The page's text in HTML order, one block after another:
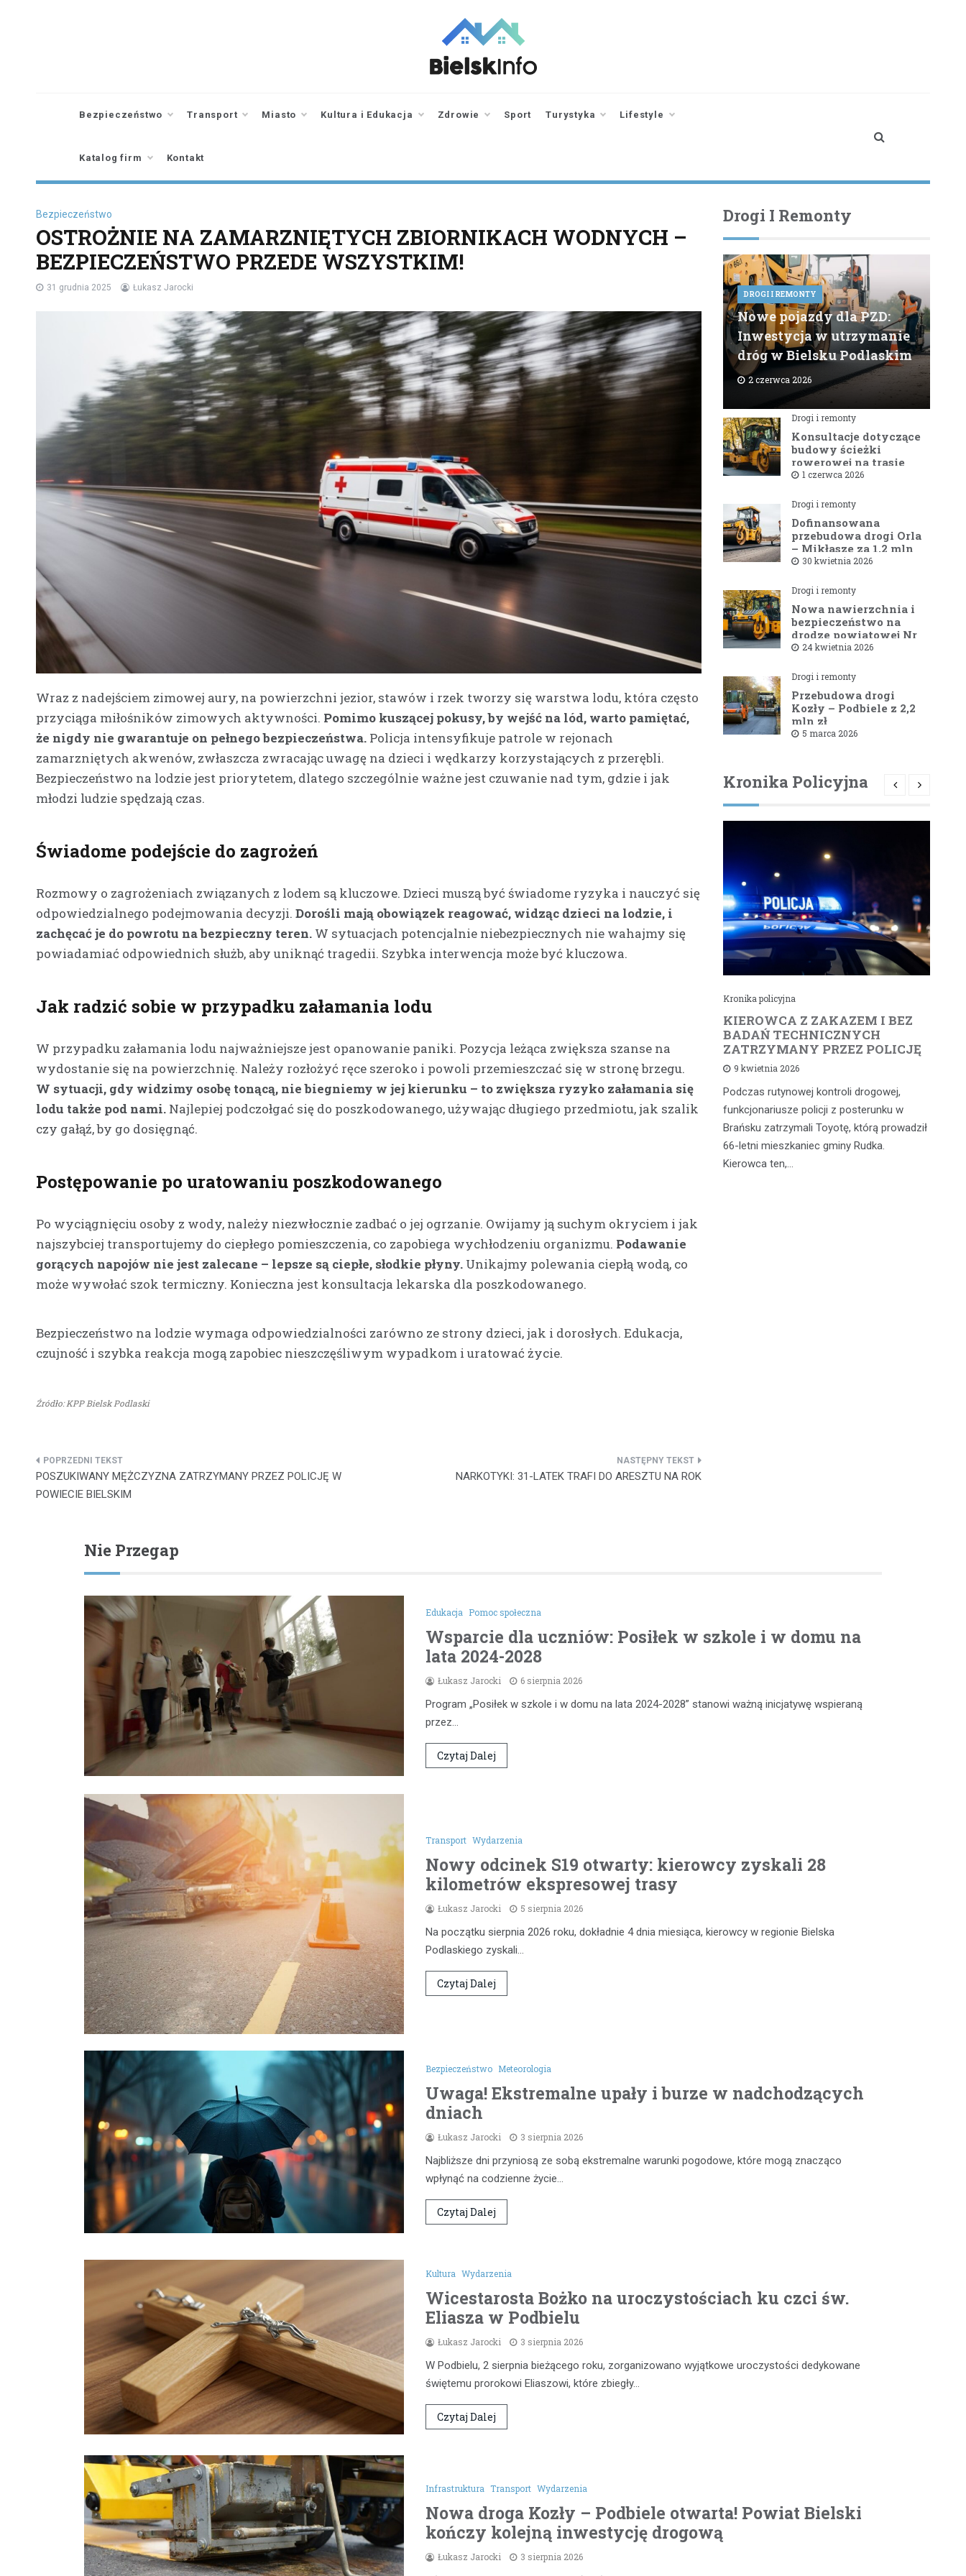
Bielska
Bezpieczeństwo Transport Miasto Kultura i Edukacja Zdrowie Sport Turystyka Lifestyle
Katalog firm Kontakt
Bezpieczeństwo
OSTROŻNIE NA ZAMARZNIĘTYCH ZBIORNIKACH WODNYCH –
BEZPIECZEŃSTWO PRZEDE WSZYSTKIM!
31 grudnia 2025 Łukasz Jarocki
Wraz z nadejściem zimowej aury, na powierzchni jezior, stawów i rzek tworzy się warstwa lodu, która często
przyciąga miłośników zimowych aktywności. Pomimo kuszącej pokusy, by wejść na lód, warto pamiętać,
że nigdy nie gwarantuje on pełnego bezpieczeństwa. Policja intensyfikuje patrole w rejonach
zamarzniętych akwenów, zwłaszcza zwracając uwagę na dzieci i wędkarzy korzystających z przerębli.
Bezpieczeństwo na lodzie jest priorytetem, dlatego szczególnie ważne jest czuwanie nad tym, gdzie i jak
młodzi ludzie spędzają czas.
Świadome podejście do zagrożeń
Rozmowy o zagrożeniach związanych z lodem są kluczowe. Dzieci muszą być świadome ryzyka i nauczyć się
odpowiedzialnego podejmowania decyzji. Dorośli mają obowiązek reagować, widząc dzieci na lodzie, i
zachęcać je do powrotu na bezpieczny teren. W sytuacjach potencjalnie niebezpiecznych nie wahajmy się
powiadamiać odpowiednich służb, aby uniknąć tragedii. Szybka interwencja może być kluczowa.
Jak radzić sobie w przypadku załamania lodu
W przypadku załamania lodu najważniejsze jest opanowanie paniki. Pozycja leżąca zwiększa szanse na
wydostanie się na powierzchnię. Należy rozłożyć ręce szeroko i powoli przemieszczać się w stronę brzegu.
W sytuacji, gdy widzimy osobę tonącą, nie biegniemy w jej kierunku – to zwiększa ryzyko załamania się
lodu także pod nami. Najlepiej podczołgać się do poszkodowanego, używając długiego przedmiotu, jak szalik
czy gałąź, by go dosięgnąć.
Postępowanie po uratowaniu poszkodowanego
Po wyciągnięciu osoby z wody, należy niezwłocznie zadbać o jej ogrzanie. Owijamy ją suchym okryciem i jak
najszybciej transportujemy do ciepłego pomieszczenia, co zapobiega wychłodzeniu organizmu. Podawanie
gorących napojów nie jest zalecane – lepsze są ciepłe, słodkie płyny. Unikajmy polewania ciepłą wodą, co
może wywołać szok termiczny. Konieczna jest konsultacja lekarska dla poszkodowanego.
Bezpieczeństwo na lodzie wymaga odpowiedzialności zarówno ze strony dzieci, jak i dorosłych. Edukacja,
czujność i szybka reakcja mogą zapobiec nieszczęśliwym wypadkom i uratować życie.
Źródło: KPP Bielsk Podlaski
Nawigacja
wpisu
POSZUKIWANY MĘŻCZYZNA ZATRZYMANY PRZEZ POLICJĘ W
POWIECIE BIELSKIM
NARKOTYKI: 31-LATEK TRAFI DO ARESZTU NA ROK
Drogi I Remonty
DROGI I REMONTY
Nowe pojazdy dla PZD:
Inwestycja w utrzymanie
dróg w Bielsku Podlaskim
2 czerwca 2026
Drogi i remonty
Konsultacje dotyczące
budowy ścieżki
rowerowej na trasie
Bielsk Podlaski —
1 czerwca 2026
Drogi i remonty
Dofinansowana
przebudowa drogi Orla
– Mikłasze za 1,2 mln
zł rusza w 2026 roku
30 kwietnia 2026
Drogi i remonty
Nowa nawierzchnia i
bezpieczeństwo na
drodze powiatowej Nr
1581B Kowale – Filipy
24 kwietnia 2026
Drogi i remonty
Przebudowa drogi
Kozły – Podbiele z 2,2
mln zł
dofinansowaniem od
5 marca 2026
Kronika Policyjna
prędkość w terenie
zabudowanym
1 kwietnia 2026
Bezpieczeństwo na drogach wciąż
Kronika policyjna
KIEROWCA Z ZAKAZEM I BEZ
BADAŃ TECHNICZNYCH
ZATRZYMANY PRZEZ POLICJĘ
9 kwietnia 2026
Podczas rutynowej kontroli drogowej,
funkcjonariusze policji z posterunku w
Brańsku zatrzymali Toyotę, którą prowadził
66-letni mieszkaniec gminy Rudka.
Kierowca ten,…
Nie Przegap
Edukacja Pomoc społeczna
Wsparcie dla uczniów: Posiłek w szkole i w domu na
lata 2024-2028
Łukasz Jarocki 6 sierpnia 2026
Program „Posiłek w szkole i w domu na lata 2024-2028” stanowi ważną inicjatywę wspieraną
przez…
Czytaj Dalej
Transport Wydarzenia
Nowy odcinek S19 otwarty: kierowcy zyskali 28
kilometrów ekspresowej trasy
Łukasz Jarocki 5 sierpnia 2026
Na początku sierpnia 2026 roku, dokładnie 4 dnia miesiąca, kierowcy w regionie Bielska
Podlaskiego zyskali…
Czytaj Dalej
Bezpieczeństwo Meteorologia
Uwaga! Ekstremalne upały i burze w nadchodzących
dniach
Łukasz Jarocki 3 sierpnia 2026
Najbliższe dni przyniosą ze sobą ekstremalne warunki pogodowe, które mogą znacząco
wpłynąć na codzienne życie…
Czytaj Dalej
Kultura Wydarzenia
Wicestarosta Bożko na uroczystościach ku czci św.
Eliasza w Podbielu
Łukasz Jarocki 3 sierpnia 2026
W Podbielu, 2 sierpnia bieżącego roku, zorganizowano wyjątkowe uroczystości dedykowane
świętemu prorokowi Eliaszowi, które zbiegły…
Czytaj Dalej
Infrastruktura Transport Wydarzenia
Nowa droga Kozły – Podbiele otwarta! Powiat Bielski
kończy kolejną inwestycję drogową
Łukasz Jarocki 3 sierpnia 2026